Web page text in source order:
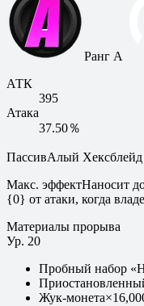
Ранг A
АТК
395
Атака
37.50％
ПассивАлый Хексблейд
Макс. эффектНаносит
{0} от атаки, когда
Материалы прорыва
Ур. 20
Пробный набор
Жук-монета×